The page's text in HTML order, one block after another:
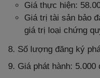
Giá thực hiện:
Giá trị tài sản bảo
giá trị loại chứng
8. Số lượng đăng ký
9. Giá phát hành: 5.000